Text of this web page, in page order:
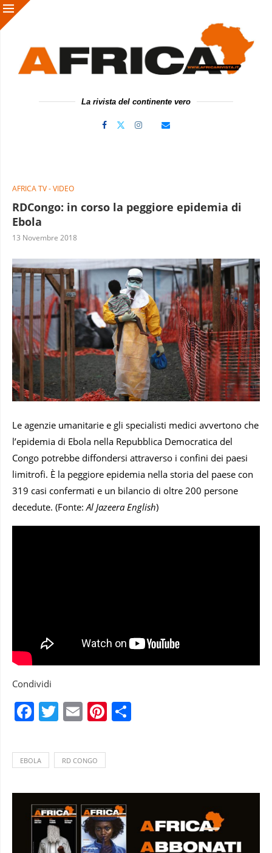
La rivista del continente vero
AFRICA TV - VIDEO
RDCongo: in corso la peggiore epidemia di
Ebola
13 Novembre 2018
Le agenzie umanitarie e gli specialisti medici avvertono che
l’epidemia di Ebola nella Repubblica Democratica del
Congo potrebbe diffondersi attraverso i confini dei paesi
limitrofi. È la peggiore epidemia nella storia del paese con
319 casi confermati e un bilancio di oltre 200 persone
decedute. (Fonte:Al Jazeera English)
Condividi
Facebook
Twitter
EmailPinterest
EBOLA RD CONGO